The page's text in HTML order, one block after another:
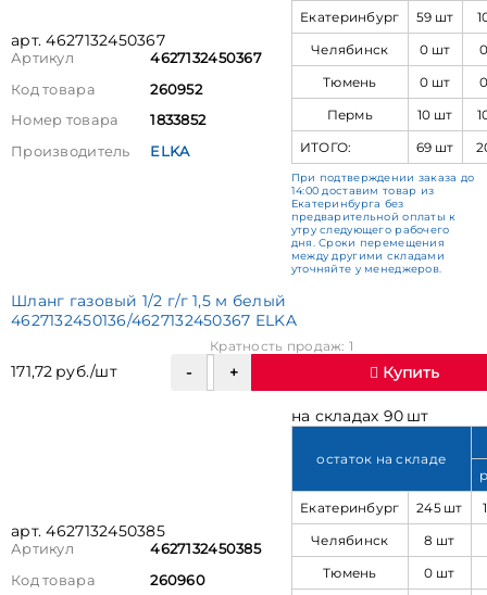
арт. 4627132450367
Артикул
4627132450367
Код товара
260952
Номер товара
1833852
Производитель
ELKA
Екатеринбург
59 шт
Челябинск
0 шт
Тюмень
0 шт
Пермь
10 шт
ИТОГО:
69 шт
При подтверждении заказа до
14:00 доставим товар из
Екатеринбурга без
предварительной оплаты к
утру следующего рабочего
дня. Сроки перемещения
между другими складами
уточняйте у менеджеров.
Шланг газовый 1/2 г/г 1,5 м белый
4627132450136/4627132450367 ELKA
171,72 руб./шт
Кратность продаж: 1
Купить
арт. 4627132450385
Артикул
4627132450385
Код товара
260960
на складах 90 шт
остаток на складе
Екатеринбург
245 шт
Челябинск
8 шт
Тюмень
0 шт